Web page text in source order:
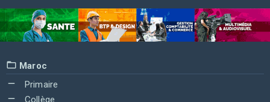
Maroc
Primaire
Collège